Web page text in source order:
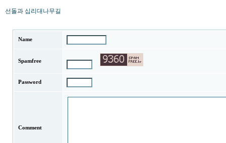
선돌과 십리대나무길
Name
Spamfree
Password
Comment